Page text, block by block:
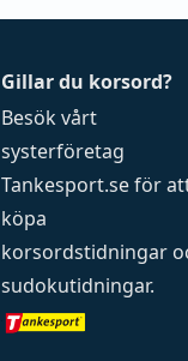
Gillar du korsord?
Besök vårt
systerföretag
Tankesport.seför
köpa
korsordstidningar
sudokutidningar.